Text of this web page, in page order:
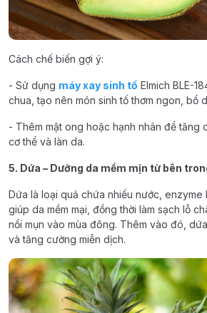
Cách chế biến gợi ý:
- Sử dụng máy xay sinh tố Elmich BLE-
chua, tạo nên món sinh tố thơm ngon, bổ
- Thêm mật ong hoặc hạnh nhân để tăng
cơ thể và làn da.
5. Dứa – Dưỡng da mềm mịn từ bên
Dứa là loại quả chứa nhiều nước, enzyme
giúp da mềm mại, đồng thời làm sạch lỗ
nổi mụn vào mùa đông. Thêm vào đó,
và tăng cường miễn dịch.